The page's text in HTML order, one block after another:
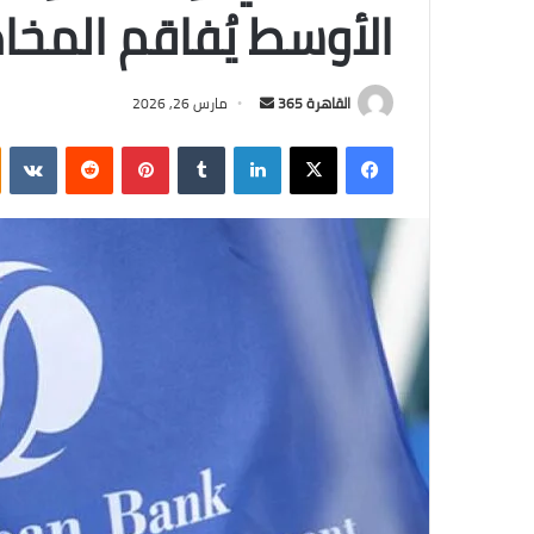
الأوسط يُفاقم
القاهرة 365
أرسل
إلكترونيا
مارس 26, 2026
فيسبوك‫X لينكدإن بينتيريست